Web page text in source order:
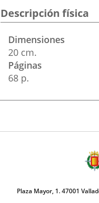
Descripción física
Dimensiones
20 cm.
Páginas
68 p.
Plaza Mayor, 1. 47001